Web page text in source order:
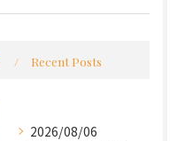
Recent Posts
2026/08/06